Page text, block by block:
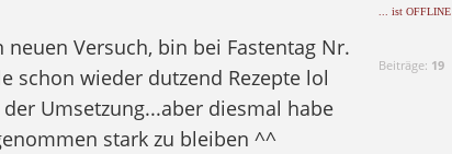
... ist OFFLINE
Beiträge: 19
Versuch, bin bei Fastentag Nr.
schon wieder dutzend Rezepte lol
Umsetzung...aber diesmal habe
stark zu bleiben ^^